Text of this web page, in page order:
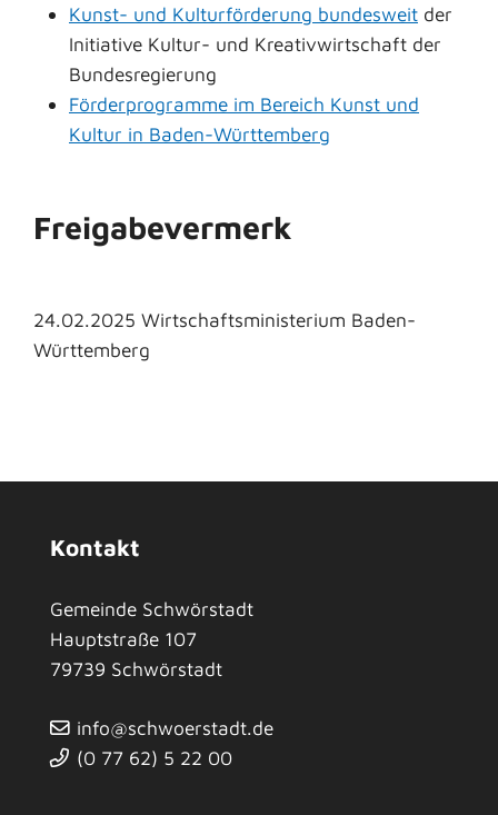
Kunst- und Kulturförderung bundesweit der
Initiative Kultur- und Kreativwirtschaft der
Bundesregierung
Förderprogramme im Bereich Kunst und
Kultur in Baden-Württemberg
Freigabevermerk
24.02.2025 Wirtschaftsministerium Baden-
Württemberg
Kontakt
Gemeinde Schwörstadt
Hauptstraße 107
79739 Schwörstadt
info@schwoerstadt.de
(0 77 62) 5 22 00